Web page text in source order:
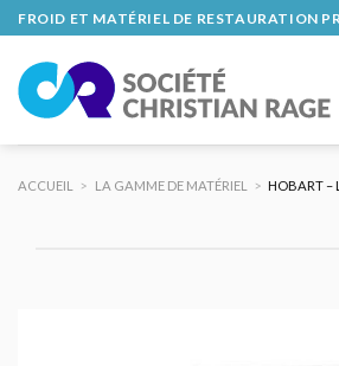
Skip
to
content
FROID ET MATÉRIEL DE RESTAURATION
ACCUEIL > LA GAMME DE MATÉRIEL > HOBART –